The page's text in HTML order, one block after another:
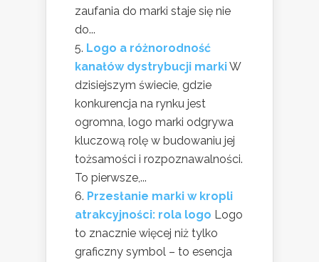
zaufania do marki staje się nie
do...
Logo a różnorodność
kanałów dystrybucji markiW
dzisiejszym świecie, gdzie
konkurencja na rynku jest
ogromna, logo marki odgrywa
kluczową rolę w budowaniu jej
tożsamości i rozpoznawalności.
To pierwsze,...
Przesłanie marki w kropli
atrakcyjności: rola logo Logo
to znacznie więcej niż tylko
graficzny symbol – to esencja